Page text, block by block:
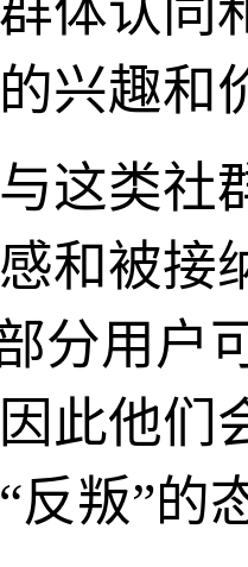
兴趣和
这类社
和被接
分用户
此他们
反叛”的